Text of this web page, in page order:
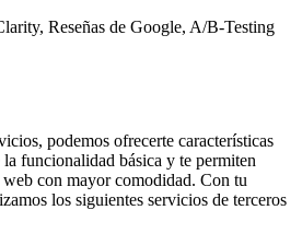
Reseñas de Google, A/B-Testing
podemos ofrecerte características
la funcionalidad básica y te permiten
con mayor comodidad. Con tu
los siguientes servicios de terceros